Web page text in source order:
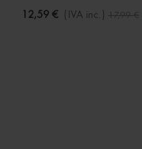
12,59 € (IVA inc.) 17,99 €